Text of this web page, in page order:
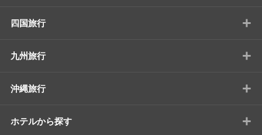
四国旅行 +
九州旅行 +
沖縄旅行 +
ホテルから探す +